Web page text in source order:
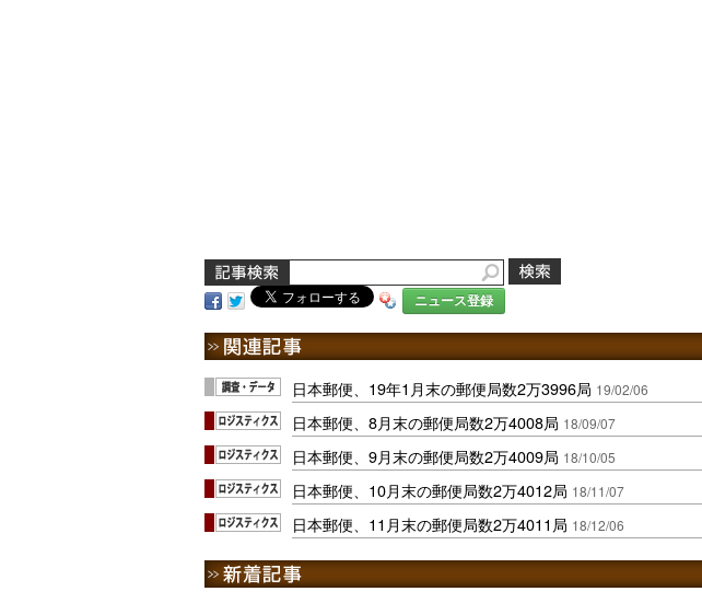
ニュース登録
日本郵便、19年1月末の郵便局数2万3996局 19/02/06
日本郵便、8月末の郵便局数2万4008局 18/09/07
日本郵便、9月末の郵便局数2万4009局 18/10/05
日本郵便、10月末の郵便局数2万4012局 18/11/07
日本郵便、11月末の郵便局数2万4011局 18/12/06